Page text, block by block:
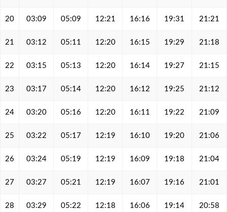
20 03:09 05:09 12:21 16:16 19:31 21:21
21 03:12 05:11 12:20 16:15 19:29 21:18
22 03:15 05:13 12:20 16:14 19:27 21:15
23 03:17 05:14 12:20 16:12 19:25 21:12
24 03:20 05:16 12:20 16:11 19:22 21:09
25 03:22 05:17 12:19 16:10 19:20 21:06
26 03:24 05:19 12:19 16:09 19:18 21:04
27 03:27 05:21 12:19 16:07 19:16 21:01
28 03:29 05:22 12:18 16:06 19:14 20:58